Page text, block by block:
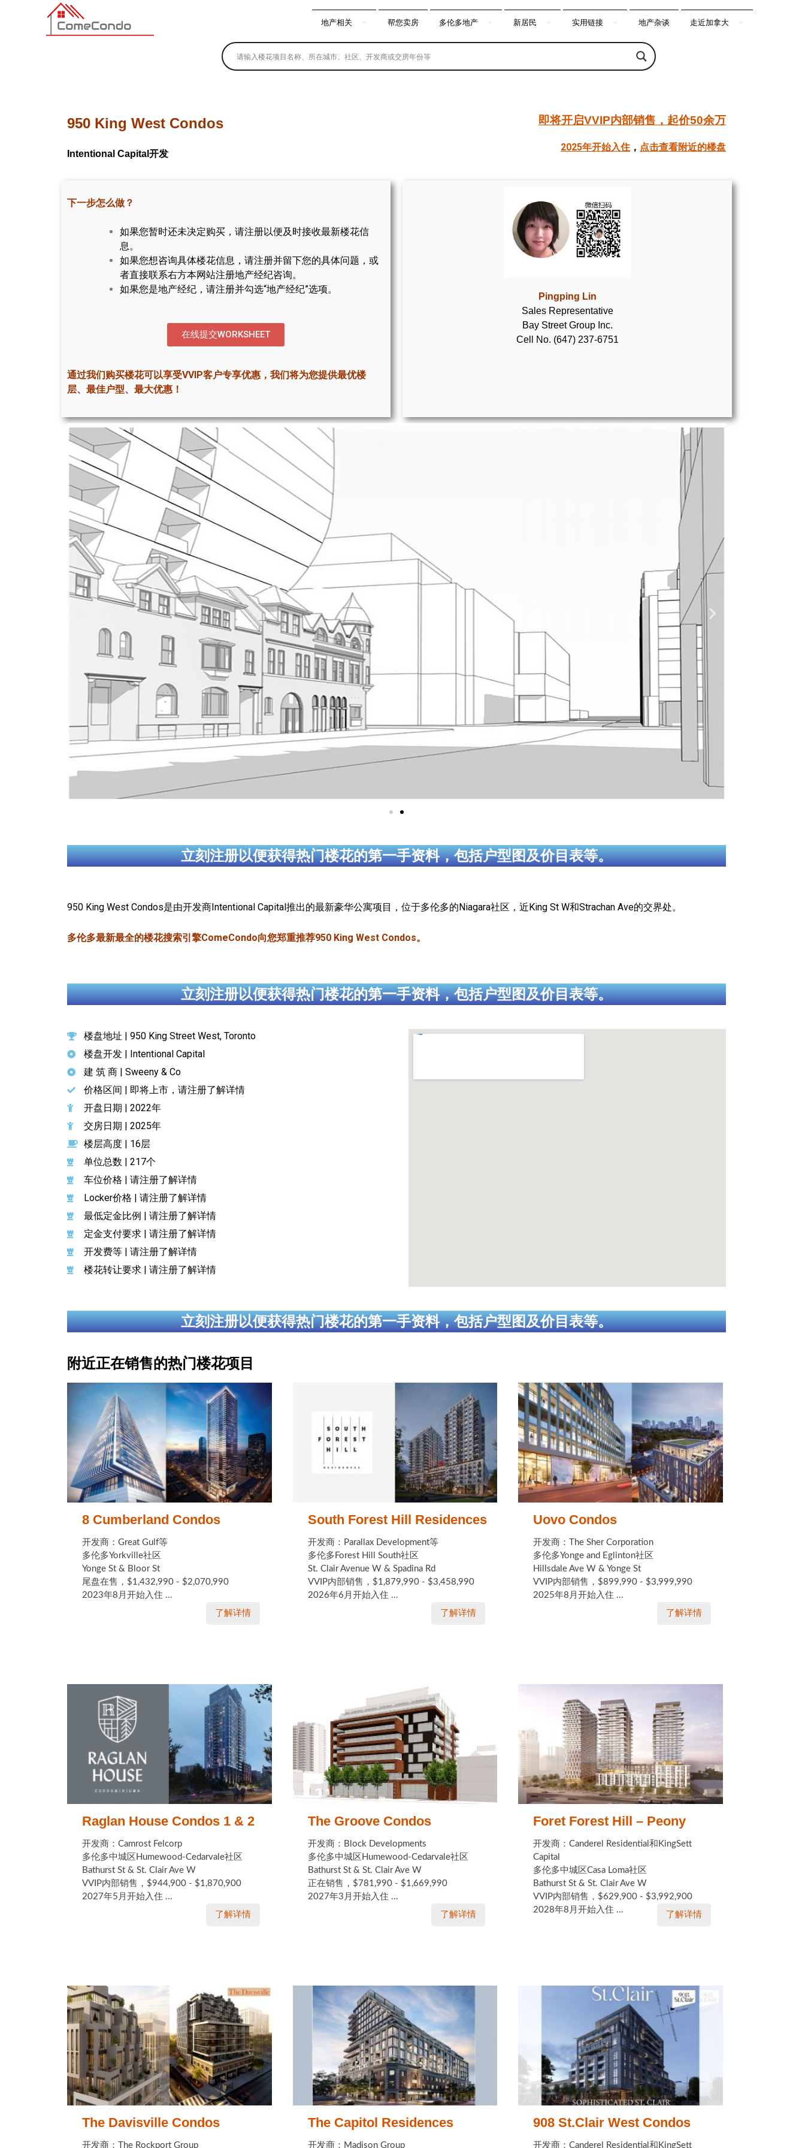
多伦多最新最全的楼花搜索引擎
地产相关 帮您卖房 多伦多地产 新居民 实用链接 地产杂谈 走近加拿大
950 King West Condos
Intentional Capital开发
即将开启VVIP内部销售，起价50余万
2025年开始入住 ， 点击查看附近的楼盘
下一步怎么做？
如果您暂时还未决定购买，请注册以便及时接收最新楼花信
息。
如果您想咨询具体楼花信息，请注册并留下您的具体问题，或
者直接联系右方本网站注册地产经纪咨询。
如果您是地产经纪，请注册并勾选“地产经纪”选项。
在线提交WORKSHEET
通过我们购买楼花可以享受VVIP客户专享优惠，我们将为您提供最优楼
层、最佳户型、最大优惠！
Pingping Lin
Sales Representative
Bay Street Group Inc.
Cell No. (647) 237-6751
立刻注册以便获得热门楼花的第一手资料，包括户型图及价目表等。
950 King West Condos是由开发商Intentional Capital推出的最新豪华公寓项目，位于多伦多的Niagara社区，近King St W和Strachan Ave的交界处。
多伦多最新最全的楼花搜索引擎ComeCondo向您郑重推荐950 King West Condos。
立刻注册以便获得热门楼花的第一手资料，包括户型图及价目表等。
楼盘地址 | 950 King Street West, Toronto
楼盘开发 | Intentional Capital
建 筑 商 | Sweeny & Co
价格区间 | 即将上市，请注册了解详情
开盘日期 | 2022年
交房日期 | 2025年
楼层高度 | 16层
单位总数 | 217个
车位价格 | 请注册了解详情
Locker价格 | 请注册了解详情
最低定金比例 | 请注册了解详情
定金支付要求 |
请注册了解详情
开发费等 | 请注册了解详情
楼花转让要求 | 请注册了解详情
立刻注册以便获得热门楼花的第一手资料，包括户型图及价目表等。
附近正在销售的热门楼花项目
8 Cumberland Condos
开发商：Great Gulf等
多伦多Yorkville社区
Yonge St & Bloor St
尾盘在售，$1,432,990 - $2,070,990
2023年8月开始入住 ...
了解详情
South Forest Hill Residences
开发商：Parallax Development等
多伦多Forest Hill South社区
St. Clair Avenue W & Spadina Rd
VVIP内部销售，$1,879,990 - $3,458,990
2026年6月开始入住 ...
了解详情
Uovo Condos
开发商：The Sher Corporation
多伦多Yonge and Eglinton社区
Hillsdale Ave W & Yonge St
VVIP内部销售，$899,990 - $3,999,990
2025年8月开始入住 ...
了解详情
Raglan House Condos 1 & 2
开发商：Camrost Felcorp
多伦多中城区Humewood-Cedarvale社区
Bathurst St & St. Clair Ave W
VVIP内部销售，$944,900 - $1,870,900
2027年5月开始入住 ...
了解详情
The Groove Condos
开发商：Block Developments
多伦多中城区Humewood-Cedarvale社区
Bathurst St & St. Clair Ave W
正在销售，$781,990 - $1,669,990
2027年3月开始入住 ...
了解详情
Foret Forest Hill – Peony
开发商：Canderel Residential和KingSett
Capital
多伦多中城区Casa Loma社区
Bathurst St & St. Clair Ave W
VVIP内部销售，$629,900 - $3,992,900
2028年8月开始入住 ...
了解详情
The Davisville Condos
开发商：The Rockport Group
The Capitol Residences
开发商：Madison Group
908 St.Clair West Condos
开发商：Canderel Residential和KingSett